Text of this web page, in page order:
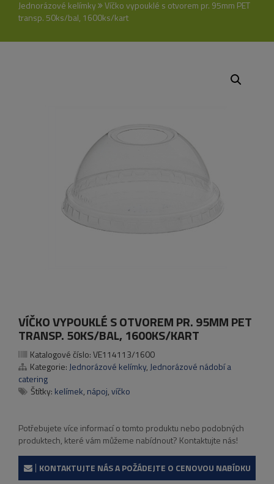
Jednorázové kelímky
Víčko vypouklé s otvorem pr. 95mm PET
transp. 50ks/bal, 1600ks/kart
VÍČKO VYPOUKLÉ S OTVOREM PR. 95MM PET
TRANSP. 50KS/BAL, 1600KS/KART
Katalogové číslo:VE114113/1600
Kategorie: Jednorázové kelímky, Jednorázové nádobí a
catering
Štítky: kelímek, nápoj,víčko
Potřebujete více informací o tomto produktu nebo podobných
produktech, které vám můžeme nabídnout? Kontaktujte nás!
KONTAKTUJTE NÁS A POŽÁDEJTE O CENOVOU NABÍDKU